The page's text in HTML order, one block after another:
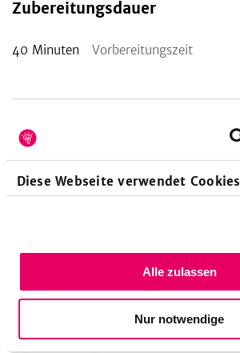
Diese Webseite verwendet Cookies
Alle zulassen
Nur notwendige
Zubereitungsdauer
40 Minuten Vorbereitungszeit
Nährwerte pro Portion
412 13